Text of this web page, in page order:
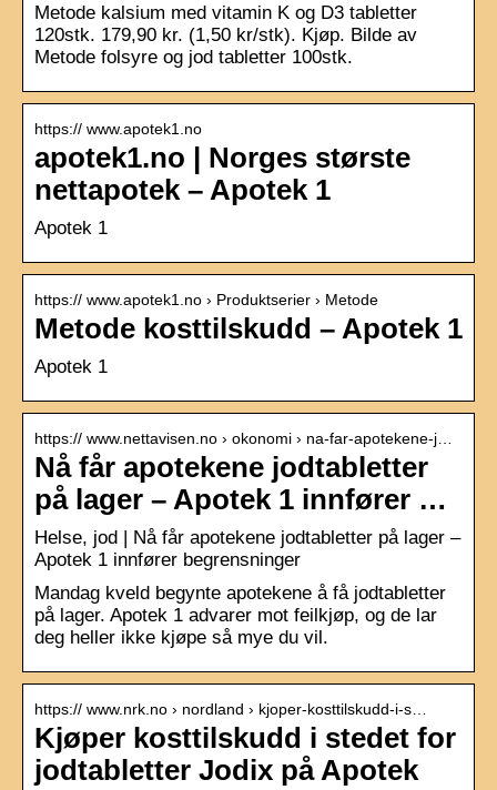
Metode kalsium med vitamin K og D3 tabletter
120stk. 179,90 kr. (1,50 kr/stk). Kjøp. Bilde av
Metode folsyre og jod tabletter 100stk.
https:// www.apotek1.no
apotek1.no | Norges største
nettapotek – Apotek 1
Apotek 1
https:// www.apotek1.no › Produktserier › Metode
Metode kosttilskudd – Apotek 1
Apotek 1
https:// www.nettavisen.no › okonomi › na-far-apotekene-j…
Nå får apotekene jodtabletter
på lager – Apotek 1 innfører …
Helse, jod | Nå får apotekene jodtabletter på lager –
Apotek 1 innfører begrensninger
Mandag kveld begynte apotekene å få jodtabletter
på lager. Apotek 1 advarer mot feilkjøp, og de lar
deg heller ikke kjøpe så mye du vil.
https:// www.nrk.no › nordland › kjoper-kosttilskudd-i-s…
Kjøper kosttilskudd i stedet for
jodtabletter Jodix på Apotek